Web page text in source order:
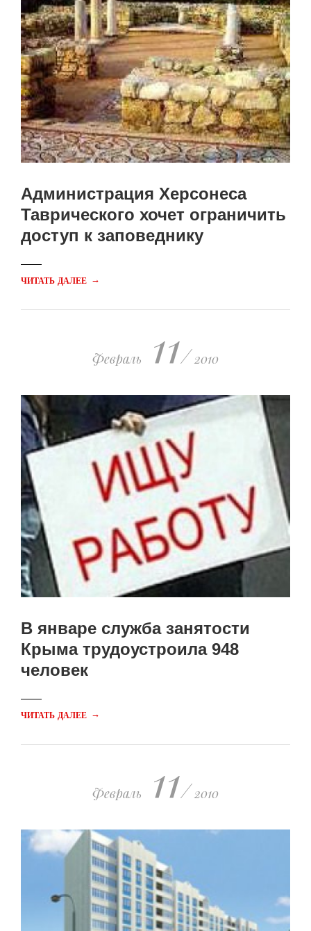
Администрация Херсонеса
Таврического хочет ограничить
доступ к заповеднику
ЧИТАТЬ ДАЛЕЕ →
Февраль 11/ 2010
В январе служба занятости
Крыма трудоустроила 948
человек
ЧИТАТЬ ДАЛЕЕ →
Февраль 11/ 2010